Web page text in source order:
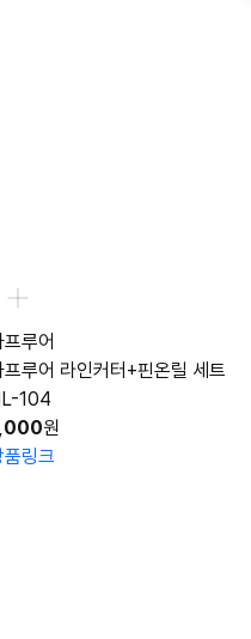
프루어
프루어 라인커터+핀온릴 세트
104
원
품링크